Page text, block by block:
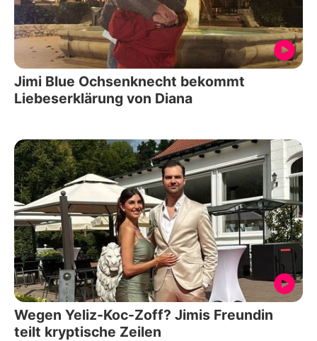
Jimi Blue Ochsenknecht bekommt
Liebeserklärung von Diana
Wegen Yeliz-Koc-Zoff? Jimis Freundin
teilt kryptische Zeilen